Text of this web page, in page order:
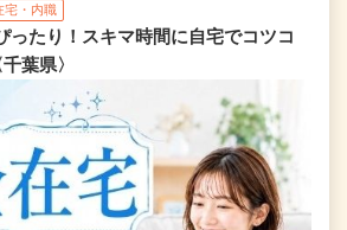
宅・内職
ったり！スキマ時間に自宅でコツコ
葉県〉